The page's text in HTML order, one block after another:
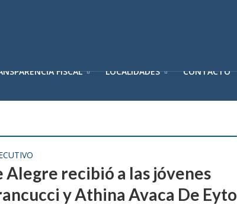
FISCAL LOCALIDADES CONTACTO
recibió a las jóvenes
y Athina Avaca De Eyto